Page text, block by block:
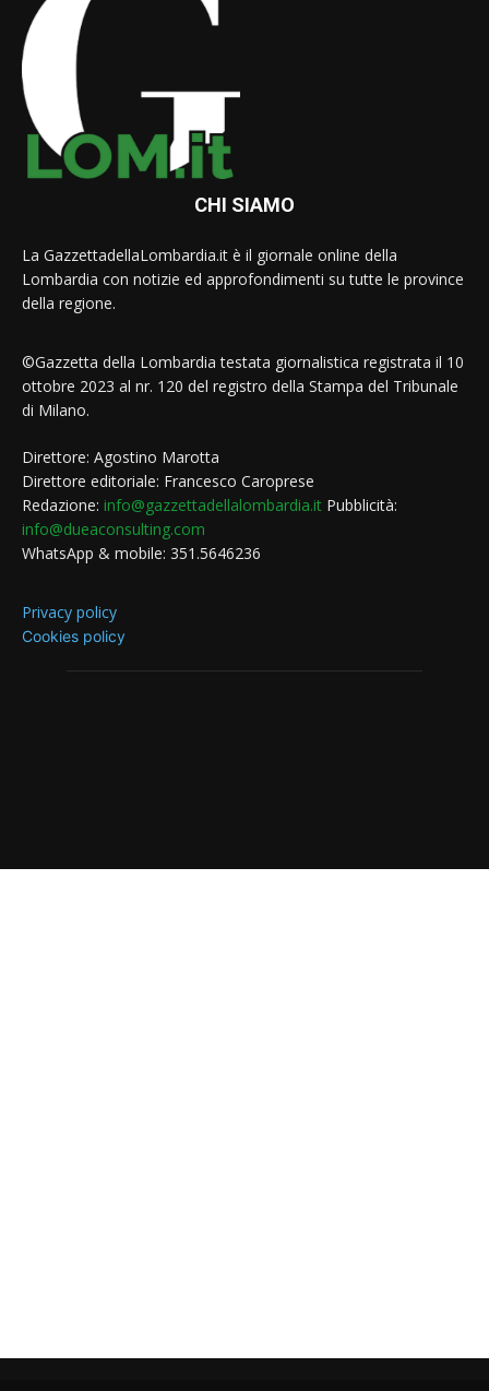
CHI SIAMO
La GazzettadellaLombardia.it è il giornale online della
Lombardia con notizie ed approfondimenti su tutte le province
della regione.
©Gazzetta della Lombardia testata giornalistica registrata il 10
ottobre 2023 al nr. 120 del registro della Stampa del Tribunale
di Milano.
Direttore: Agostino Marotta
Direttore editoriale: Francesco Caroprese
Redazione: info@gazzettadellalombardia.it Pubblicità:
info@dueaconsulting.com
WhatsApp & mobile: 351.5646236
Privacy policy
Cookies policy